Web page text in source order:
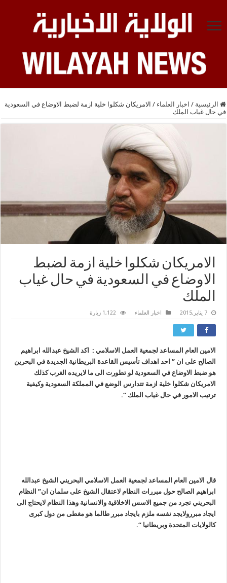
الرئيسية / اخبار العلماء / الامريكان شكلوا خلية ازمة لضبط الاوضاع في السعودية
في حال غياب الملك
الامريكان شكلوا خلية ازمة لضبط
الاوضاع في السعودية في حال غياب
الملك
7 يناير,2015 اخبار العلماء 1,122 زيارة
الامين العام المساعد لجمعية العمل الاسلامي : اكد الشيخ عبدالله ابراهيم
الصالح على ان ” احد اهداف تأسيس القاعدة البريطانية الجديدة في البحرين
هو ضبط الاوضاع في السعودية لو تطورت الى ما لايريده الغرب كذلك
الامريكان شكلوا خلية ازمة تتدارس الوضع في المملكة السعودية وكيفية
ترتيب الامور في حال غياب الملك “.
قال الامين العام المساعد لجمعية العمل الاسلامي البحريني الشيخ عبدالله
ابراهيم الصالح حول مبررات النظام لاعتقال الشيخ على سلمان ان” النظام
البحريني تجرد من جميع الاسس الاخلاقية والانسانية وهذا النظام لايحتاج الى
ايجاد مبررولايجد نفسه ملزم بايجاد مبرر طالما هو مغطى من دول كبرى
كالولايات المتحدة وبريطانيا “.